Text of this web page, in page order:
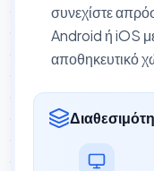
συνεχίστε
Android ή iOS
αποθηκευτικό